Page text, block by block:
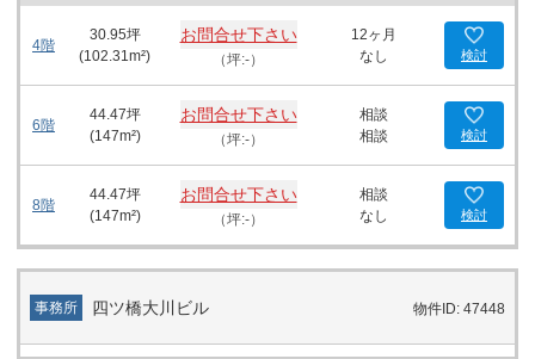
落ち着いた雰囲気のオフィスエリアに囲まれています。近隣には飲
食店やコンビニエンスストアが点在しており、日々のランチや急な
買い物にも便利な立地です。 大阪市西区京町堀に位置するこのビル
は、ビジネス拠点として多くの魅力を備えています。オフィスを新
たに移転する企業や、新規事業展開を計画するビジネスにとって、
肥後橋プラザビルは理想的な選択肢の一つと言えるでしょう。静か
なビジネス活動をバックアップします。ここでのビジネスは、必要
な設備やアクセスの利便性により、成功へとつながることでしょ
4階
30.95坪
(102.31m²)
お問合せ下さい
（坪:-）
12ヶ月
なし
検討
6階
44.47坪
(147m²)
お問合せ下さい
（坪:-）
相談
相談
検討
8階
44.47坪
(147m²)
お問合せ下さい
（坪:-）
相談
なし
検討
事務所 四ツ橋大川ビル 物件ID: 47448